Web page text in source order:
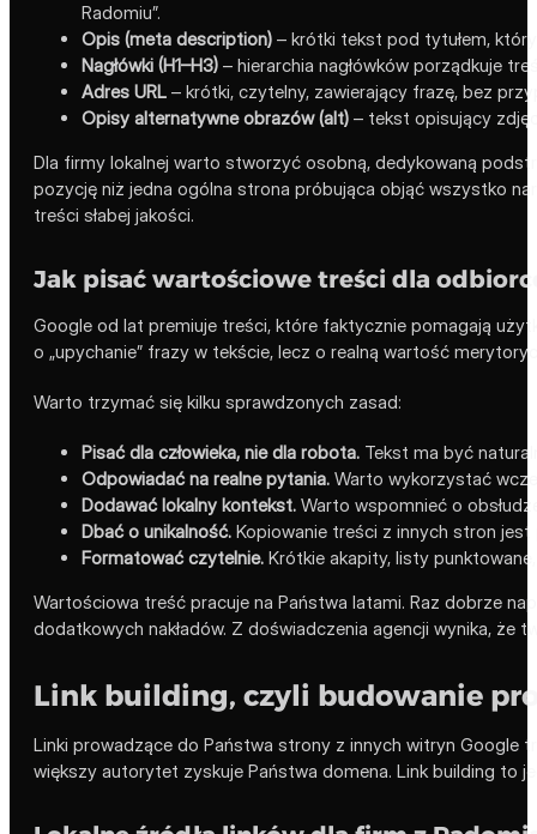
Radomiu”.
Opis (meta description) – krótki tekst pod tytułem,
Nagłówki (H1–H3) – hierarchia nagłówków porządkuje
Adres URL – krótki, czytelny, zawierający frazę, bez
Opisy alternatywne obrazów (alt) – tekst opisujący
Dla firmy lokalnej warto stworzyć osobną, dedykowaną
pozycję niż jedna ogólna strona próbująca objąć wszystko
treści słabej jakości.
Jak pisać wartościowe treści dla
Google od lat premiuje treści, które faktycznie pomagają
o „upychanie” frazy w tekście, lecz o realną wartość
Warto trzymać się kilku sprawdzonych zasad:
Pisać dla człowieka, nie dla robota. Tekst ma być
Odpowiadać na realne pytania. Warto wykorzystać
Dodawać lokalny kontekst. Warto wspomnieć o
Dbać o unikalność. Kopiowanie treści z innych stron
Formatować czytelnie. Krótkie akapity, listy
Wartościowa treść pracuje na Państwa latami. Raz dobrze
dodatkowych nakładów. Z doświadczenia agencji wynika,
Link building, czyli budowanie
Linki prowadzące do Państwa strony z innych witryn Google
większy autorytet zyskuje Państwa domena. Link building to